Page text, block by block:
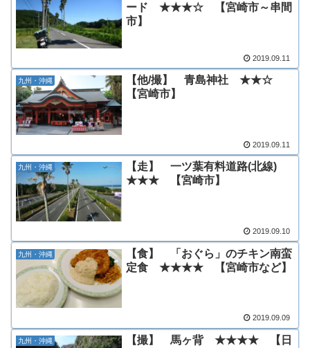
ード ★★★☆ 【宮崎市～串間
市】
2019.09.11
九州・沖縄
【他/撮】 青島神社 ★★☆
【宮崎市】
2019.09.11
九州・沖縄
【走】 一ツ葉有料道路(北線)
★★★ 【宮崎市】
2019.09.10
九州・沖縄
【食】 「おぐら」のチキン南蛮
定食 ★★★★ 【宮崎市など】
2019.09.09
九州・沖縄
【撮】 馬ヶ背 ★★★★ 【日